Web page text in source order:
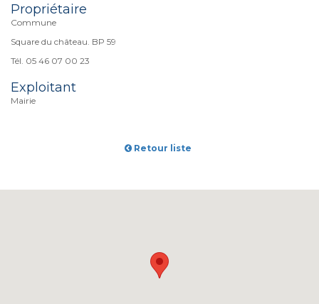
Propriétaire
Commune
Square du château. BP 59
Tél. 05 46 07 00 23
Exploitant
Mairie
Retour liste